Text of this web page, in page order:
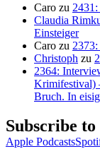
Caro zu
Claudia
Einsteiger
Caro zu
Christoph zu
2364:
Krimifestival)
Bruch. In
Subscribe to
Apple Podcasts